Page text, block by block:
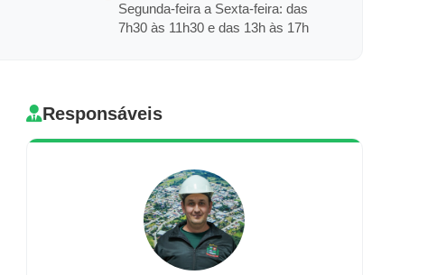
Segunda-feira a Sexta-feira: das
7h30 às 11h30 e das 13h às 17h
Responsáveis